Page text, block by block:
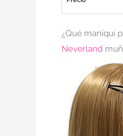
¿Qué maniquí
Neverland